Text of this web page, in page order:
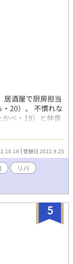
居酒屋で厨房担当
20）。 不慣れな
べ・19）と仲良
に現れたのは
性描写を含むた
バとしています、
登録日 2022.9.25
リバ
5